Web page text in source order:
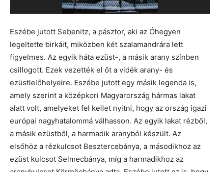
Eszébe jutott Sebenitz, a pásztor, aki az Óhegyen
legeltette birkáit, miközben két szalamandrára lett
figyelmes. Az egyik háta ezüst-, a másik arany színben
csillogott. Ezek vezették el őt a vidék arany- és
ezüstlelőhelyeire. Eszébe jutott egy másik legenda is,
amely szerint a középkori Magyarország hármas lakat
alatt volt, amelyeket fel kellet nyitni, hogy az ország igazi
európai nagyhatalommá válhasson. Az egyik lakat rézből,
a másik ezüstből, a harmadik aranyból készült. Az
elsőhöz a rézkulcsot Besztercebánya, a másodikhoz az
ezüst kulcsot Selmecbánya, míg a harmadikhoz az